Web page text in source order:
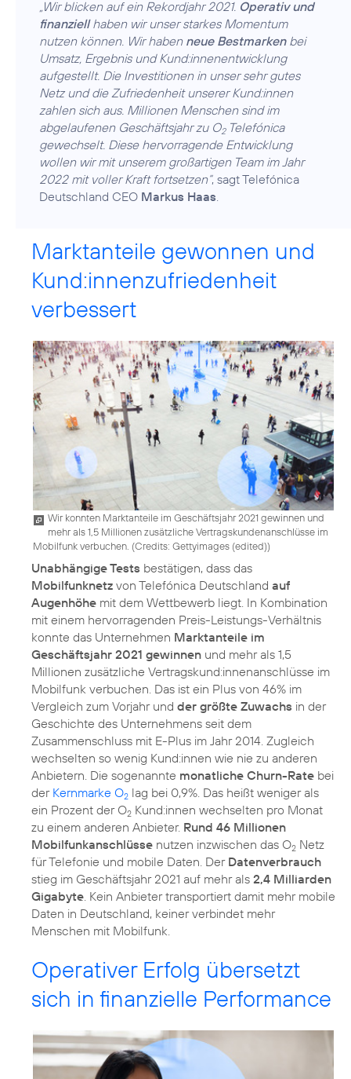
„Wir blicken auf ein Rekordjahr 2021. Operativ und
finanziellhaben wir unser starkes Momentum
nutzen können. Wir haben neue Bestmarkenbei
Umsatz, Ergebnis und Kund:innenentwicklung
aufgestellt. Die Investitionen in unser sehr gutes
Netz und die Zufriedenheit unserer Kund:innen
zahlen sich aus. Millionen Menschen sind im
abgelaufenen Geschäftsjahr zu O2Telefónica
gewechselt. Diese hervorragende Entwicklung
wollen wir mit unserem großartigen Team im Jahr
2022 mit voller Kraft fortsetzen“, sagt Telefónica
Deutschland CEO Markus Haas
Marktanteile gewonnen und
Kund:innenzufriedenheit
verbessert
Wir konnten Marktanteile im Geschäftsjahr 2021 gewinnen und
mehr als 1,5 Millionen zusätzliche Vertragskundenanschlüsse im
Mobilfunk verbuchen. (Credits: Gettyimages (edited))
Unabhängige Tests bestätigen, dass das
Mobilfunknetz von Telefónica Deutschland auf
Augenhöhe mit dem Wettbewerb liegt. In Kombination
mit einem hervorragenden Preis-Leistungs-Verhältnis
konnte das Unternehmen Marktanteile im
Geschäftsjahr 2021 gewinnen und mehr als 1,5
Millionen zusätzliche Vertragskund:innenanschlüsse im
Mobilfunk verbuchen. Das ist ein Plus von 46% im
Vergleich zum Vorjahr und der größte Zuwachs in der
Geschichte des Unternehmens seit dem
Zusammenschluss mit E-Plus im Jahr 2014. Zugleich
wechselten so wenig Kund:innen wie nie zu anderen
Anbietern. Die sogenannte monatliche Churn-Rate bei
der Kernmarke O2 lag bei 0,9%. Das heißt weniger als
ein Prozent der O2 Kund:innen wechselten pro Monat
zu einem anderen Anbieter. Rund 46 Millionen
Mobilfunkanschlüsse nutzen inzwischen das O2 Netz
für Telefonie und mobile Daten. Der Datenverbrauch
stieg im Geschäftsjahr 2021 auf mehr als 2,4 Milliarden
Gigabyte. Kein Anbieter transportiert damit mehr mobile
Daten in Deutschland, keiner verbindet mehr
Menschen mit Mobilfunk.
Operativer Erfolg übersetzt
sich in finanzielle Performance